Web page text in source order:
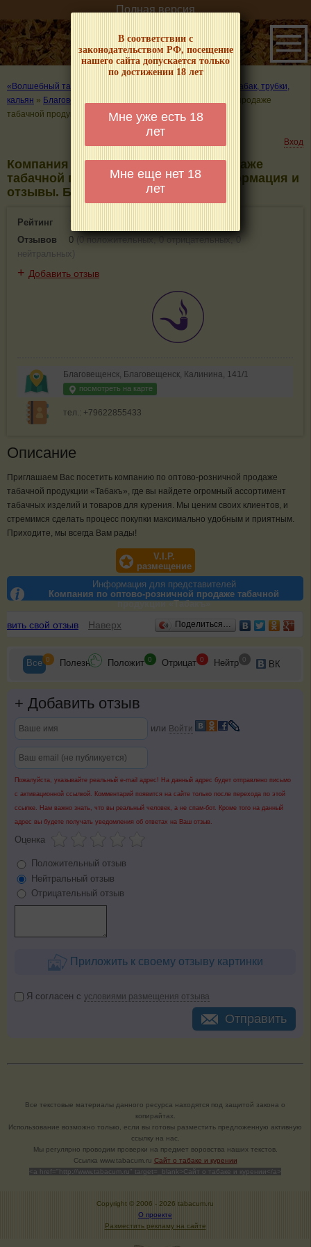
В соответствии с
законодательством РФ, посещение
нашего сайта допускается только
по достижении 18 лет
Мне уже есть 18
лет
Мне еще нет 18
лет
Полная версия
«Волшебный табачок» – о табаке и курении
Где купить табак, трубки,
кальян » Благовещенск
Компания по оптово-розничной продаже
табачной продукции «Табакъ»
Вход
Компания по оптово-розничной продаже
табачной продукции «Табакъ» - информация и
отзывы. Благовещенск
Рейтинг
Отзывов
0 (0 положительных,0 отрицательных, 0
нейтральных )
+ Добавить отзыв
Благовещенск, Благовещенск, Калинина, 141/1
посмотреть на карте
тел.: +79622855433
Описание
Приглашаем Вас посетить компанию по оптово-розничной продаже
табачной продукции «Табакъ», где вы найдете огромный ассортимент
табачных изделий и товаров для курения. Мы ценим своих клиентов, и
стремимся сделать процесс покупки максимально удобным и приятным.
Приходите, мы всегда Вам рады!
V.I.P.
размещение
Информация для представителей
Компания по оптово-розничной продаже табачной
продукции «Табакъ»
Отзывы
свой отзыв Наверх Поделиться…
Все 0 Полезн Положит 0 Отрицат 0 Нейтр 0 ВК
+ Добавить отзыв
или Войти
Пожалуйста, указывайте реальный e-mail адрес! На данный адрес будет отправлено письмо
с активационной ссылкой. Комментарий появится на сайте только после перехода по этой
ссылке. Нам важно знать, что вы реальный человек, а не спам-бот. Кроме того на данный
адрес вы будете получать уведомления об ответах на Ваш отзыв.
Оценка
Положительный отзыв
Нейтральный отзыв
Отрицательный отзыв
Приложить к своему отзыву картинки
Я согласен с условиями размещения отзыва
Отправить
Все текстовые материалы данного ресурса находятся под защитой закона о
копирайтах.
Использование возможно только, если вы готовы разместить предложенную активную
ссылку на нас.
Мы регулярно проводим проверки на предмет воровства наших текстов.
Cсылка www.tabacum.ru Сайт о табаке и курении
<a href="http://www.tabacum.ru" target=_blank>Сайт о табаке и курении</a>
Copyright © 2006 - 2026 tabacum.ru
О проекте
Разместить рекламу на сайте